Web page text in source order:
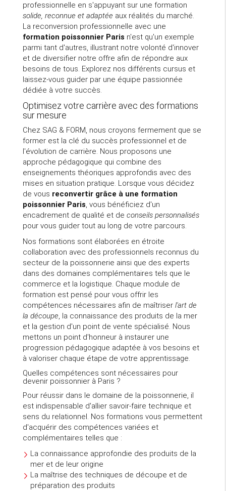
professionnelle en s'appuyant sur une formation
solide, reconnue et adaptée aux réalités du marché.
La reconversion professionnelle avec une
formation poissonnier Paris n'est qu'un exemple
parmi tant d'autres, illustrant notre volonté d'innover
et de diversifier notre offre afin de répondre aux
besoins de tous. Explorez nos différents cursus et
laissez-vous guider par une équipe passionnée
dédiée à votre succès.
Optimisez votre carrière avec des formations
sur mesure
Chez SAG & FORM, nous croyons fermement que se
former est la clé du succès professionnel et de
l'évolution de carrière. Nous proposons une
approche pédagogique qui combine des
enseignements théoriques approfondis avec des
mises en situation pratique. Lorsque vous décidez
de vous reconvertir grâce à une formation
poissonnier Paris, vous bénéficiez d'un
encadrement de qualité et de conseils personnalisés
pour vous guider tout au long de votre parcours.
Nos formations sont élaborées en étroite
collaboration avec des professionnels reconnus du
secteur de la poissonnerie ainsi que des experts
dans des domaines complémentaires tels que le
commerce et la logistique. Chaque module de
formation est pensé pour vous offrir les
compétences nécessaires afin de maîtriser l'art de
la découpe, la connaissance des produits de la mer
et la gestion d'un point de vente spécialisé. Nous
mettons un point d'honneur à instaurer une
progression pédagogique adaptée à vos besoins et
à valoriser chaque étape de votre apprentissage.
Quelles compétences sont nécessaires pour
devenir poissonnier à Paris ?
Pour réussir dans le domaine de la poissonnerie, il
est indispensable d'allier savoir-faire technique et
sens du relationnel. Nos formations vous permettent
d'acquérir des compétences variées et
complémentaires telles que :
La connaissance approfondie des produits de la
mer et de leur origine
La maîtrise des techniques de découpe et de
préparation des produits